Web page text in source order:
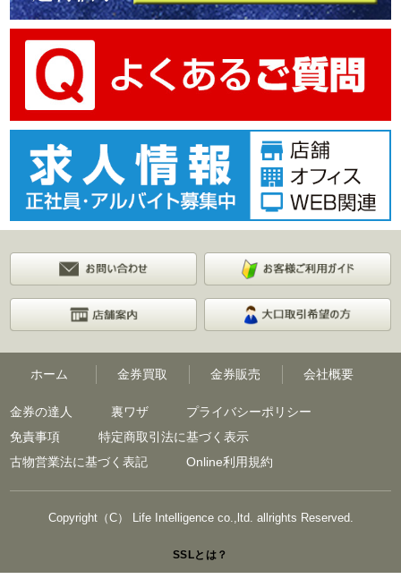
ホーム 金券買取 金券販売 会社概要
金券の達人 裏ワザ
プライバシーポリシー
免責事項
特定商取引法に基づく表示
古物営業法に基づく表記
Online利用規約
Copyright（C） Life Intelligence co.,ltd. allrights Reserved.
SSLとは？